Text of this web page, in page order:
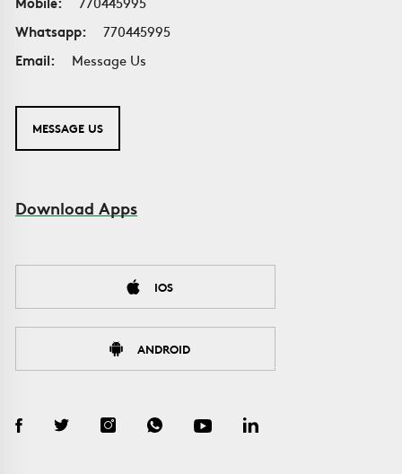
Whatsapp:
770445995
Email:
Message Us
MESSAGE US
Download Apps
IOS
ANDROID